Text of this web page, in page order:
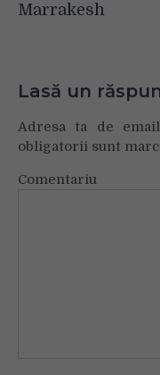
Marrakesh
Lasă un
Adresa ta de
obligatorii sunt
Comentariu